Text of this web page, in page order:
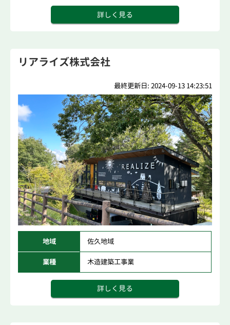
詳しく見る
リアライズ株式会社
最終更新日: 2024-09-13 14:23:51
地域 佐久地域
業種 木造建築工事業
詳しく見る